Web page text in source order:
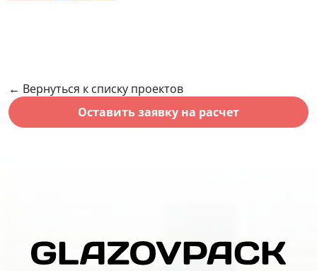
← Вернуться к списку проектов
Оставить заявку на расчет